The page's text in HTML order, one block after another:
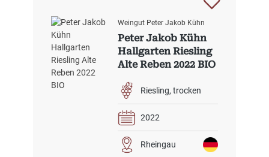
Weingut Peter Jakob Kühn
Peter Jakob Kühn
Hallgarten Riesling
Alte Reben 2022 BIO
Riesling trocken
2022
Rheingau